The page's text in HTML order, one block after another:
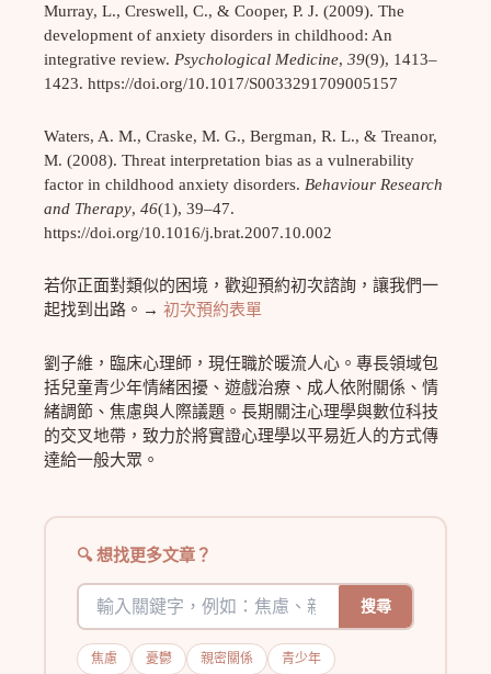
Murray, L., Creswell, C., & Cooper, P. J. (2009). The
development of anxiety disorders in childhood: An
integrative review. Psychological Medicine,39(9), 1413–
1423. https://doi.org/10.1017/S0033291709005157
Waters, A. M., Craske, M. G., Bergman, R. L., & Treanor,
M. (2008). Threat interpretation bias as a vulnerability
factor in childhood anxiety disorders. Behaviour Research
and Therapy,46(1), 39–47.
https://doi.org/10.1016/j.brat.2007.10.002
若你正面對類似的困境，歡迎預約初次諮詢，讓我們一
起找到出路。→初次預約表單
劉子維，臨床心理師，現任職於暖流人心。專長領域包
括兒童青少年情緒困擾、遊戲治療、成人依附關係、情
緒調節、焦慮與人際議題。長期關注心理學與數位科技
的交叉地帶，致力於將實證心理學以平易近人的方式傳
達給一般大眾。
想找更多文章？
搜尋
焦慮 憂鬱 親密關係 青少年